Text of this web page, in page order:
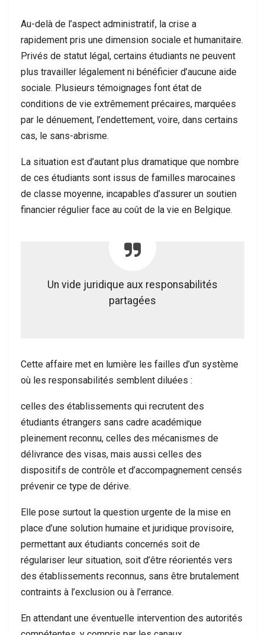
Au-delà de l’aspect administratif, la crise a
rapidement pris une dimension sociale et humanitaire.
Privés de statut légal, certains étudiants ne peuvent
plus travailler légalement ni bénéficier d’aucune aide
sociale. Plusieurs témoignages font état de
conditions de vie extrêmement précaires, marquées
par le dénuement, l’endettement, voire, dans certains
cas, le sans-abrisme.
La situation est d’autant plus dramatique que nombre
de ces étudiants sont issus de familles marocaines
de classe moyenne, incapables d’assurer un soutien
financier régulier face au coût de la vie en Belgique.
Un vide juridique aux responsabilités
partagées
Cette affaire met en lumière les failles d’un système
où les responsabilités semblent diluées :
celles des établissements qui recrutent des
étudiants étrangers sans cadre académique
pleinement reconnu, celles des mécanismes de
délivrance des visas, mais aussi celles des
dispositifs de contrôle et d’accompagnement censés
prévenir ce type de dérive.
Elle pose surtout la question urgente de la mise en
place d’une solution humaine et juridique provisoire,
permettant aux étudiants concernés soit de
régulariser leur situation, soit d’être réorientés vers
des établissements reconnus, sans être brutalement
contraints à l’exclusion ou à l’errance.
En attendant une éventuelle intervention des autorités